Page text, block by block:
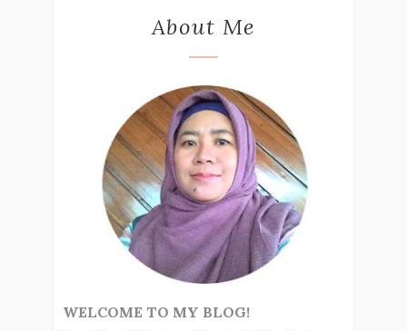
About Me
WELCOME TO MY BLOG!